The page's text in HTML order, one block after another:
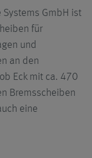
Systems GmbH ist
für
und
an den
Eck mit ca. 470
Bremsscheiben
eine